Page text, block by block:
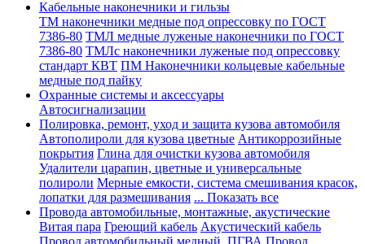
Кабельные наконечники и гильзы
ТМ наконечники медные под опрессовку по ГОСТ
7386-80 ТМЛ медные луженые наконечники по ГОСТ
7386-80 ТМЛс наконечники луженые под опрессовку
стандарт КВТ ПМ Наконечники кольцевые кабельные
медные под пайку
Охранные системы и аксессуары
Автосигнализации
Полировка, ремонт, уход и защита кузова автомобиля
Автополироли для кузова цветные Антикоррозийные
покрытия Глина для очистки кузова автомобиля
Удалители царапин, цветные и универсальные
полироли Мерные емкости, система смешивания красок,
лопатки для размешивания ... Показать все
Провода автомобильные, монтажные, акустические
Витая пара Греющий кабель Акустический кабель
Провод автомобильный медный, ПГВА Провод